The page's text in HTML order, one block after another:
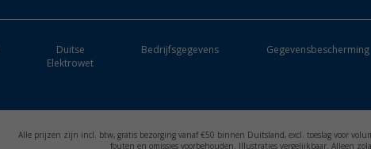
Duitse
Elektrowet
Bedrijfsgegevens Gegevensbescherming
Alle prijzen zijn incl. btw, gratis bezorging vanaf €50 binnen Duitsland, excl. toeslag voor
fouten en omissies voorbehouden. Illustraties vergelijkbaar. Alleen